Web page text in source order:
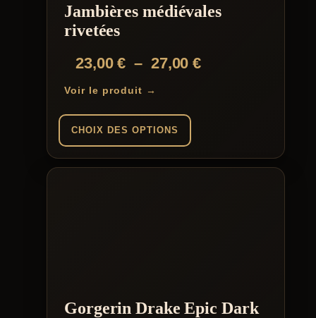
Jambières médiévales
rivetées
23,00€ – 27,00€Plage
27,00 €
Voir le produit →
CHOIX DES OPTIONS
produit
Gorgerin Drake Epic Dark